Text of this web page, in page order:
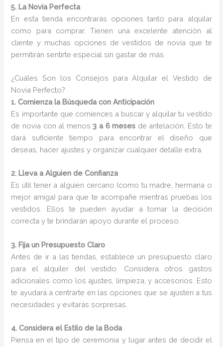
5. La Novia Perfecta
En esta tienda encontrarás opciones tanto para alquilar
como para comprar. Tienen una excelente atención al
cliente y muchas opciones de vestidos de novia que te
permitirán sentirte especial sin gastar de más.
¿Cuáles Son los Consejos para Alquilar el Vestido de
Novia Perfecto?
1. Comienza la Búsqueda con Anticipación
Es importante que comiences a buscar y alquilar tu vestido
de novia con al menos3 a 6 meses de antelación. Esto te
dará suficiente tiempo para encontrar el diseño que
deseas, hacer ajustes y organizar cualquier detalle extra.
2. Lleva a Alguien de Confianza
Es útil tener a alguien cercano (como tu madre, hermana o
mejor amiga) para que te acompañe mientras pruebas los
vestidos. Ellos te pueden ayudar a tomar la decisión
correcta y te brindarán apoyo durante el proceso.
3. Fija un Presupuesto Claro
Antes de ir a las tiendas, establece un presupuesto claro
para el alquiler del vestido. Considera otros gastos
adicionales como los ajustes, limpieza, y accesorios. Esto
te ayudará a centrarte en las opciones que se ajusten a tus
necesidades y evitarás sorpresas.
4. Considera el Estilo de la Boda
Piensa en el tipo de ceremonia y lugar antes de decidir el